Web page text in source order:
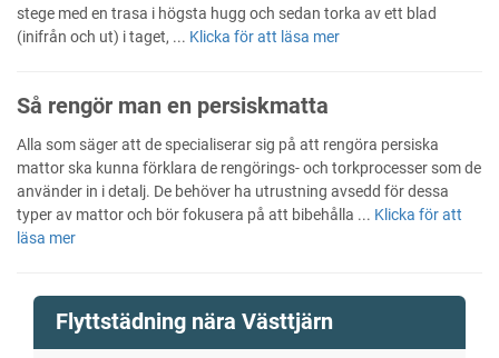
stege med en trasa i högsta hugg och sedan torka av ett blad
(inifrån och ut) i taget, ... Klicka för att läsa mer
Så rengör man en persiskmatta
Alla som säger att de specialiserar sig på att rengöra persiska
mattor ska kunna förklara de rengörings- och torkprocesser som de
använder in i detalj. De behöver ha utrustning avsedd för dessa
typer av mattor och bör fokusera på att bibehålla ... Klicka för att
läsa mer
Flyttstädning nära Västtjärn